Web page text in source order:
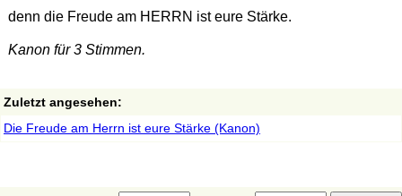
denn die Freude am HERRN ist eure Stärke.
Kanon für 3 Stimmen.
Zuletzt angesehen:
Die Freude am Herrn ist eure Stärke (Kanon)